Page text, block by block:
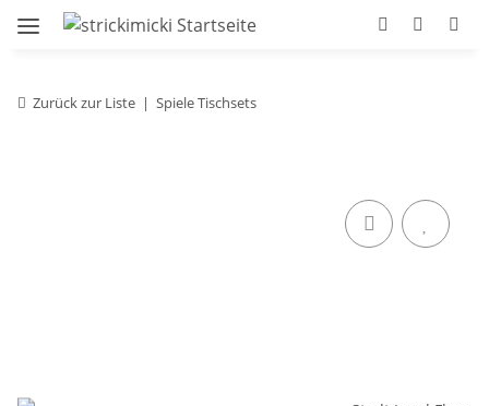
Zurück zur Liste Spiele Tischsets